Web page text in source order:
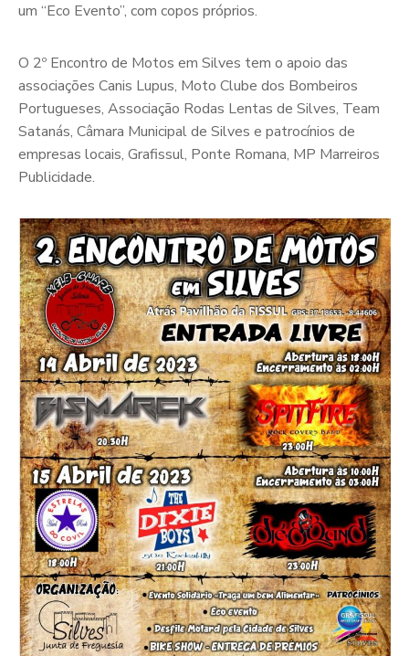
um “Eco Evento”, com copos próprios.
O 2º Encontro de Motos em Silves tem o apoio das
associações Canis Lupus, Moto Clube dos Bombeiros
Portugueses, Associação Rodas Lentas de Silves, Team
Satanás, Câmara Municipal de Silves e patrocínios de
empresas locais, Grafissul, Ponte Romana, MP Marreiros
Publicidade.